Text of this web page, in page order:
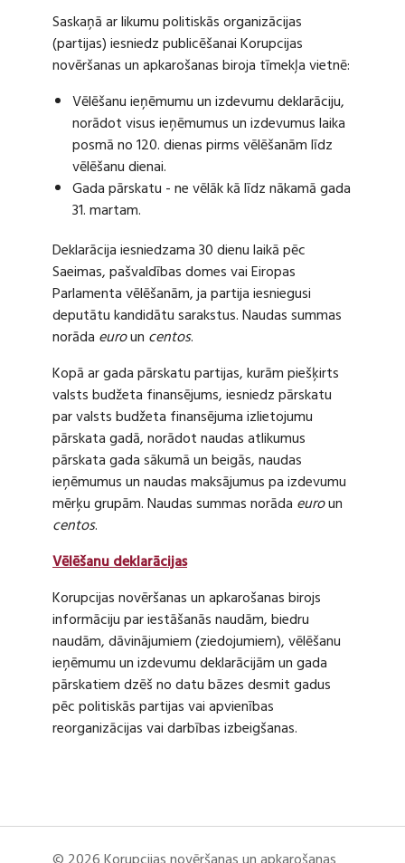
Saskaņā ar likumu politiskās organizācijas
(partijas) iesniedz publicēšanai Korupcijas
novēršanas un apkarošanas biroja tīmekļa vietnē:
Vēlēšanu ieņēmumu un izdevumu deklarāciju,
norādot visus ieņēmumus un izdevumus laika
posmā no 120. dienas pirms vēlēšanām līdz
vēlēšanu dienai.
Gada pārskatu - ne vēlāk kā līdz nākamā gada
31. martam.
Deklarācija iesniedzama 30 dienu laikā pēc
Saeimas, pašvaldības domes vai Eiropas
Parlamenta vēlēšanām, ja partija iesniegusi
deputātu kandidātu sarakstus. Naudas summas
norāda euroun centos.
Kopā ar gada pārskatu partijas, kurām piešķirts
valsts budžeta finansējums, iesniedz pārskatu
par valsts budžeta finansējuma izlietojumu
pārskata gadā, norādot naudas atlikumus
pārskata gada sākumā un beigās, naudas
ieņēmumus un naudas maksājumus pa izdevumu
mērķu grupām. Naudas summas norāda euroun
centos.
Vēlēšanu deklarācijas
Korupcijas novēršanas un apkarošanas birojs
informāciju par iestāšanās naudām, biedru
naudām, dāvinājumiem (ziedojumiem), vēlēšanu
ieņēmumu un izdevumu deklarācijām un gada
pārskatiem dzēš no datu bāzes desmit gadus
pēc politiskās partijas vai apvienības
reorganizācijas vai darbības izbeigšanas.